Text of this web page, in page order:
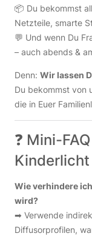
📦 Du bekommst
Netzteile, smarte
💬 Und wenn Du
– auch abends &
Denn: Wir lassen
Du bekommst von
die in Euer
❓ Mini-
Kinderlicht
Wie verhindere
wird?
➡ Verwende
Diffusorprofilen,